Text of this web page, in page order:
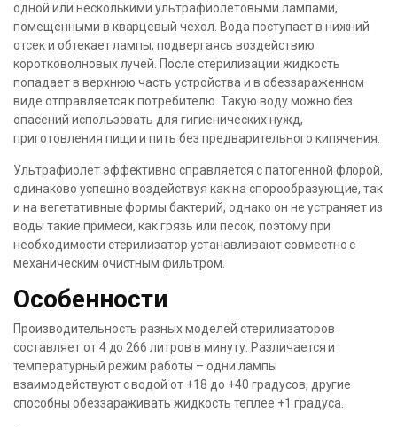
одной или несколькими ультрафиолетовыми лампами,
помещенными в кварцевый чехол. Вода поступает в нижний
отсек и обтекает лампы, подвергаясь воздействию
коротковолновых лучей. После стерилизации жидкость
попадает в верхнюю часть устройства и в обеззараженном
виде отправляется к потребителю. Такую воду можно без
опасений использовать для гигиенических нужд,
приготовления пищи и пить без предварительного кипячения.
Ультрафиолет эффективно справляется с патогенной флорой,
одинаково успешно воздействуя как на спорообразующие, так
и на вегетативные формы бактерий, однако он не устраняет из
воды такие примеси, как грязь или песок, поэтому при
необходимости стерилизатор устанавливают совместно с
механическим очистным фильтром.
Особенности
Производительность разных моделей стерилизаторов
составляет от 4 до 266 литров в минуту. Различается и
температурный режим работы – одни лампы
взаимодействуют с водой от +18 до +40 градусов, другие
способны обеззараживать жидкость теплее +1 градуса.